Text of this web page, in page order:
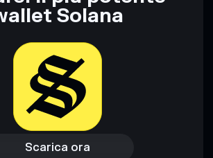
informazioni hanno esclusivamente scopi
autonomamente. Dati forniti da
Solana
Scarica ora
Scarica ora
Accedi al wallet